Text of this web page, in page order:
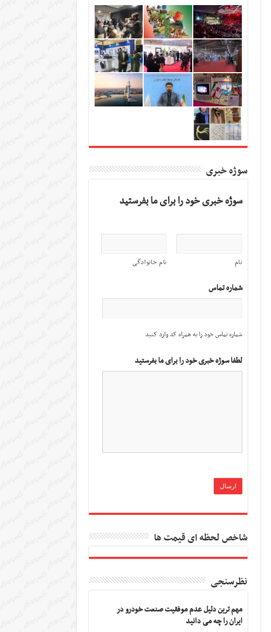
سوژه خبری
سوژه خبری خود را برای ما بفرستید
نام نام خانوادگی
شماره تماس
شماره تماس خود را به همراه کد وارد کنید
لطفا سوژه خبری خود را برای ما بفرستید
شاخص لحظه ای قیمت ها
نظرسنجی
مهم ترین دلیل عدم موفقیت صنعت خودرو در
ایران را چه می دانید